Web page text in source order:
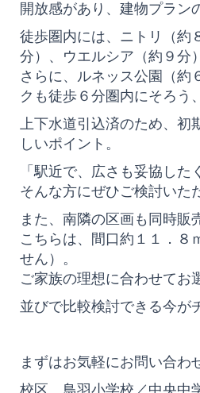
開放感があり、建物プラン
徒歩圏内には、ニトリ（約
分）、ウエルシア（約９分
さらに、ルネッス公園（約
クも徒歩６分圏内にそろう
上下水道引込済のため、初
しいポイント。
「駅近で、広さも妥協した
そんな方にぜひご検討いた
また、南隣の区画も同時販
こちらは、間口約１１．８
せん）。
ご家族の理想に合わせてお
並びで比較検討できる今が
まずはお気軽にお問い合わ